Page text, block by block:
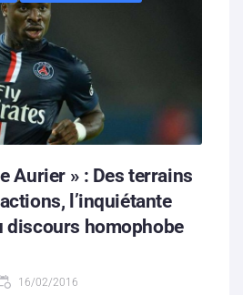
Aurier » : Des terrains
l’inquiétante
discours homophobe
16/02/2016